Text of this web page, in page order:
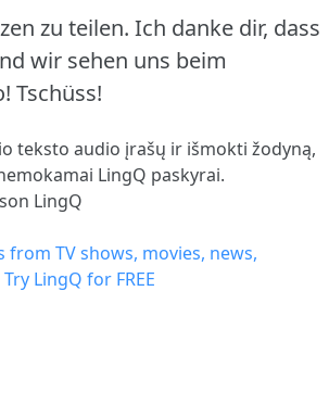
zu teilen. Ich danke dir, dass
wir sehen uns beim
Tschüss!
teksto audio įrašų ir išmokti žodyną,
LingQ paskyrai.
LingQ